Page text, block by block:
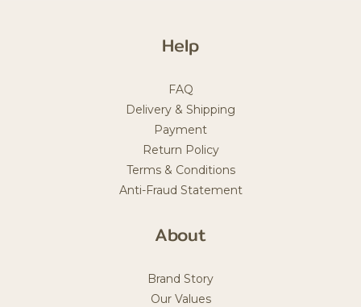
Help
FAQ
Delivery & Shipping
Payment
Return Policy
Terms & Conditions
Anti-Fraud Statement
About
Brand Story
Our Values